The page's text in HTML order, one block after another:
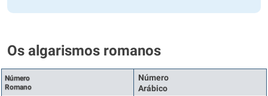
Os algarismos romanos
Número
Romano
Número
Arábico